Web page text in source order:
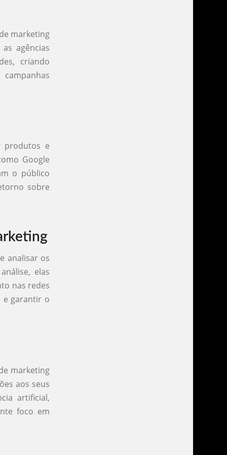
marketing
agências
criando
produtos e
Google
o público
sobre
analisar os
elas
nas redes
e garantir o
marketing
aos seus
artificial,
foco em